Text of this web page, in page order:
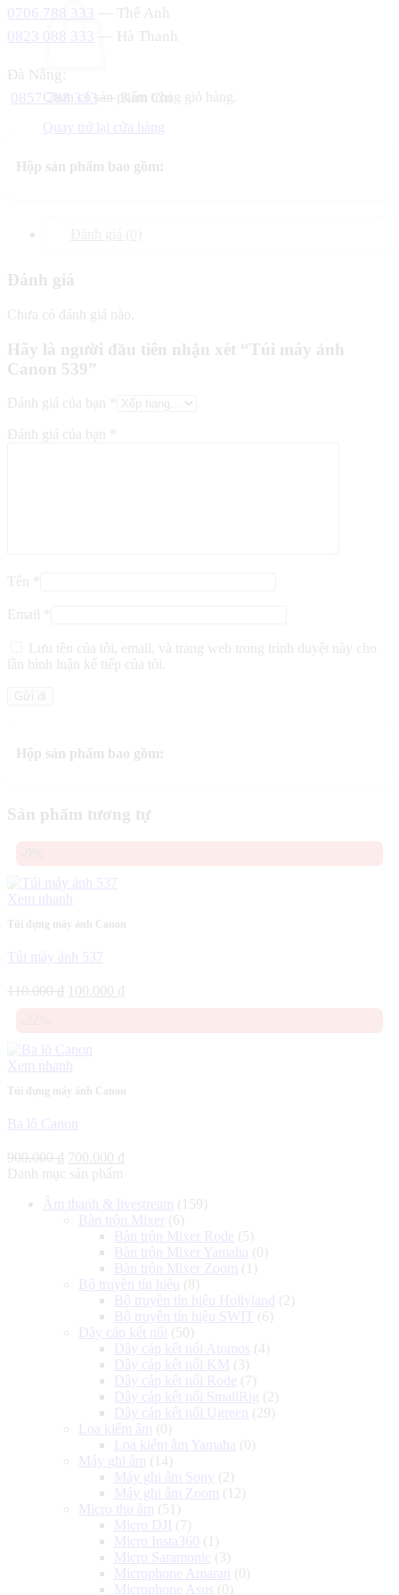
Chưa có sản phẩm trong giỏ hàng.
Quay trở lại cửa hàng
0706 788 333
— Thế Anh
0823 088 333
— Hà Thanh
Đà Nẵng:
0857 288 333— Kim Chi
Hộp sản phẩm bao gồm:
Đánh giá
Chưa có đánh giá nào.
Hãy là người đầu tiên nhận xét “Túi máy ảnh
Canon 539”
Đánh giá của bạn
Đánh giá của bạn
Tên
Email
Lưu tên của tôi, email, và trang web trong trình duyệt này cho
lần bình luận kế tiếp của tôi.
Hộp sản phẩm bao gồm:
Sản phẩm tương tự
Xem nhanh
Túi đựng máy ảnh Canon
Túi máy ảnh 537
110.000₫
Giá
100.000 ₫
Xem nhanh
Túi đựng máy ảnh Canon
Ba lô Canon
900.000₫ Giá
gốc
900.000 ₫.
700.000 ₫
là:
700.000 ₫.
Danh mục sản phẩm
Âm thanh & livestream (159)
Bàn trộn Mixer
(6)
Bàn trộn Mixer Rode (5)
Bàn trộn Mixer Yamaha (0)
Bàn trộn Mixer Zoom (1)
Bộ truyền tín hiệu
(8)
Bộ truyền tín hiệu Hollyland
(2)
Bộ truyền tín hiệu SWIT (6)
Dây cáp kết nối (50)
Dây cáp kết nối Atomos (4)
Dây cáp kết nối KM (3)
Dây cáp kết nối Rode (7)
Dây cáp kết nối SmallRig (2)
Dây cáp kết nối Ugreen
(29)
Loa kiểm âm (0)
Loa kiểm âm Yamaha (0)
Máy ghi âm (14)
Máy ghi âm Sony (2)
Máy ghi âm Zoom (12)
Micro thu âm (51)
Micro DJI (7)
Micro Insta360 (1)
Micro Saramonic (3)
Microphone Amaran
(0)
Microphone Asus (0)